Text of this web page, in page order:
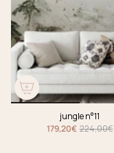
jungle n°11
179,20€ 224,00€